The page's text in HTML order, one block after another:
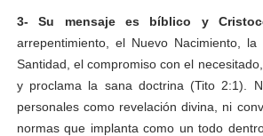
3- Su mensaje es bíblico y
arrepentimiento, el Nuevo Nacimiento,
Santidad, el compromiso con el
y proclama la sana doctrina (Tito 2:1).
personales como revelación divina, ni
normas que implanta como un todo